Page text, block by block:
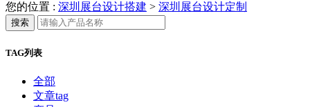
您的位置 : 深圳展台设计搭建 > 深圳展台设计定制
搜索
TAG列表
全部
文章tag